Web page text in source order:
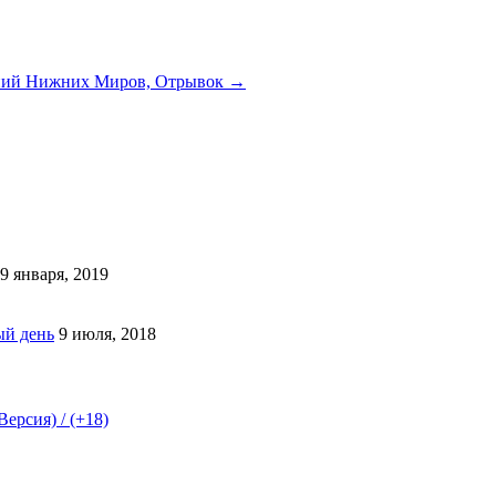
Нижних Миров, Отрывок →
января, 2019
день 9 июля, 2018
/ (+18)